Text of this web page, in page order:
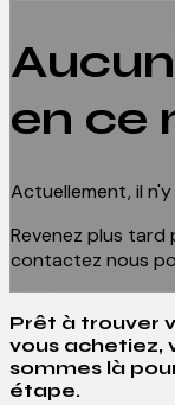
en ce
Actuellement, il
Revenez plus tard
contactez nous
Prêt à trouver
vous achetiez,
sommes là
étape.